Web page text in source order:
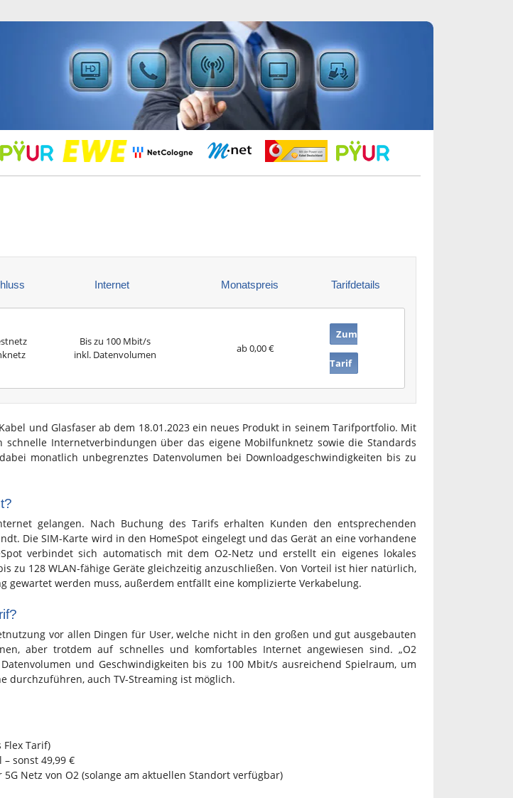
Internet Monatspreis Tarifdetails
Bis zu 100 Mbit/s
inkl. Datenvolumen
ab 0,00 €
Zum
Tarif
und Glasfaser ab dem 18.01.2023 ein neues Produkt in seinem Tarifportfolio. Mit
schnelle Internetverbindungen über das eigene Mobilfunknetz sowie die Standards
monatlich unbegrenztes Datenvolumen bei Downloadgeschwindigkeiten bis zu
gelangen. Nach Buchung des Tarifs erhalten Kunden den entsprechenden
Die SIM-Karte wird in den HomeSpot eingelegt und das Gerät an eine vorhandene
verbindet sich automatisch mit dem O2-Netz und erstellt ein eigenes lokales
zu 128 WLAN-fähige Geräte gleichzeitig anzuschließen. Von Vorteil ist hier natürlich,
gewartet werden muss, außerdem entfällt eine komplizierte Verkabelung.
vor allen Dingen für User, welche nicht in den großen und gut ausgebauten
aber trotdem auf schnelles und komfortables Internet angewiesen sind. „O2
und Geschwindigkeiten bis zu 100 Mbit/s ausreichend Spielraum, um
durchzuführen, auch TV-Streaming ist möglich.
Tarif)
sonst 49,99 €
5G Netz von O2 (solange am aktuellen Standort verfügbar)